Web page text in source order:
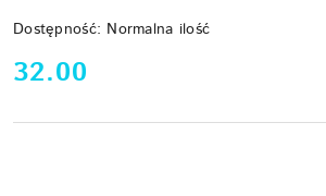
Dostępność: Normalna ilość
cena:
32.00